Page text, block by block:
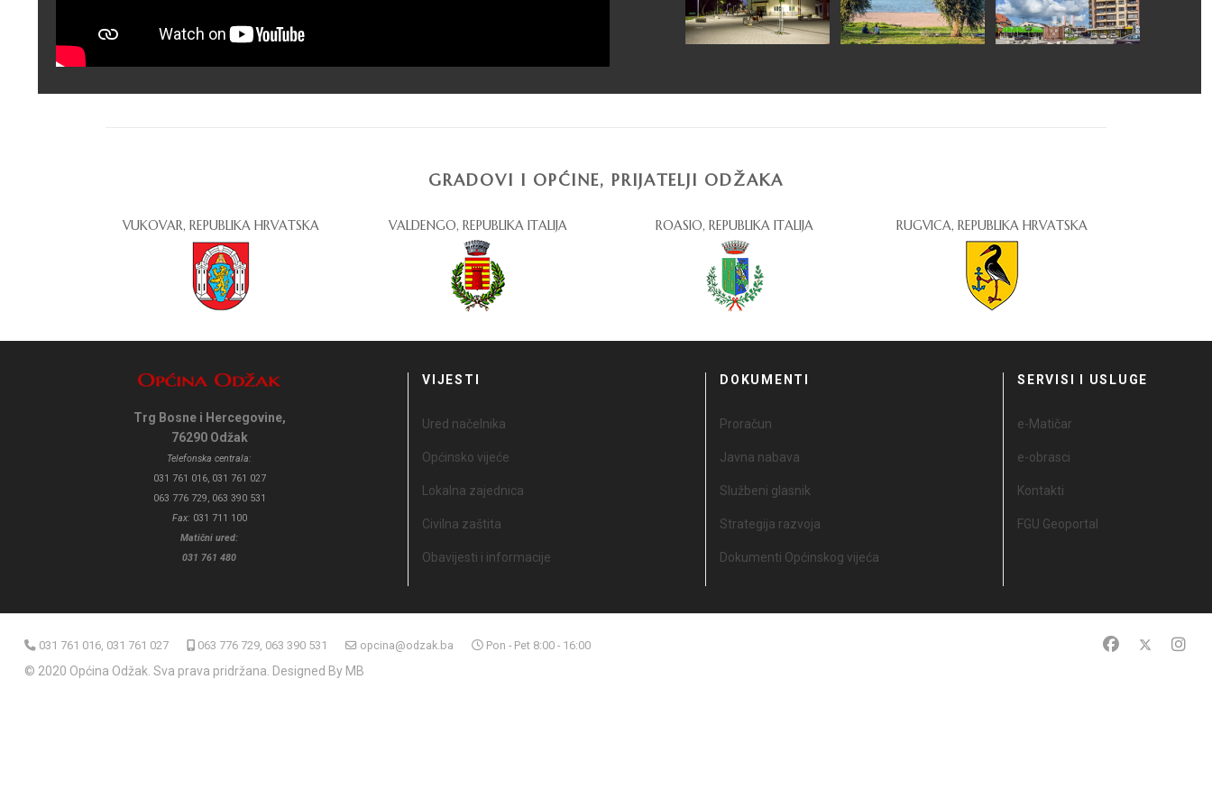
GRADOVI I OPĆINE, PRIJATELJI ODŽAKA
VUKOVAR, REPUBLIKA HRVATSKA VALDENGO, REPUBLIKA ITALIJA ROASIO, REPUBLIKA ITALIJA RUGVICA, REPUBLIKA HRVATSKA
Trg Bosne i Hercegovine,
76290 Odžak
Telefonska centrala:
031 761 016, 031 761 027
063 776 729, 063 390 531
Fax: 031 711 100
Matični ured:
031 761 480
VIJESTI
Ured načelnika
Općinsko vijeće
Lokalna zajednica
Civilna zaštita
Obavijesti i informacije
DOKUMENTI
Proračun
Javna nabava
Službeni glasnik
Strategija razvoja
Dokumenti Općinskog vijeća
SERVISI I USLUGE
e-Matičar
e-obrasci
Kontakti
FGU Geoportal
031 761 016, 031 761 027 063 776 729, 063 390 531 opcina@odzak.ba Pon - Pet 8:00 - 16:00
© 2020 Općina Odžak. Sva prava pridržana. Designed By MB